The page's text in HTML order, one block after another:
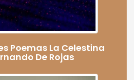
Poemas La Celestina
De Rojas